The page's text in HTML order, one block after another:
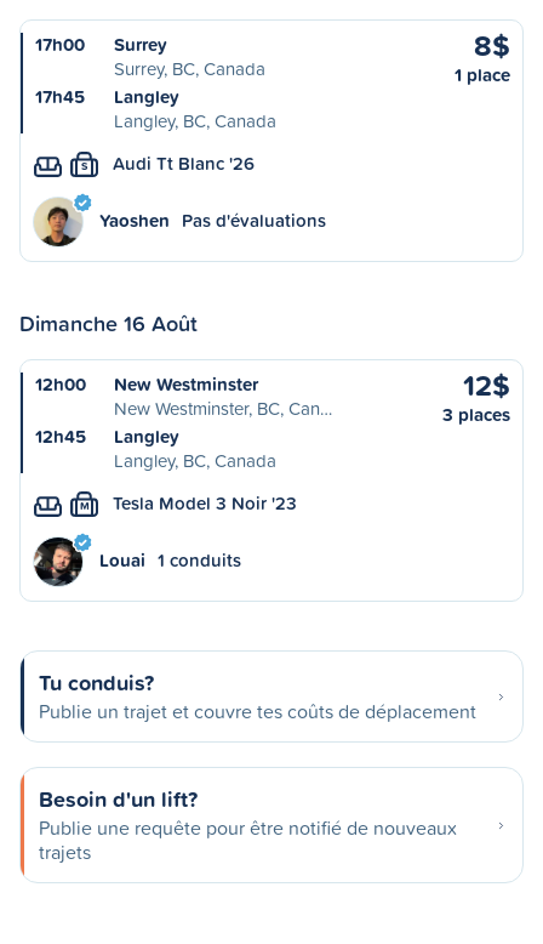
17h00
Surrey
Surrey, BC, Canada
17h45
Langley
Langley, BC, Canada
8$
1 place
S Audi Tt Blanc '26
Yaoshen Pas d'évaluations
Dimanche 16 Août
12h00
New Westminster
New Westminster, BC, Can…
12h45
Langley
Langley, BC, Canada
12$
3 places
M Tesla Model 3 Noir '23
Louai 1 conduits
Tu conduis?
Publie un trajet et couvre tes coûts de déplacement
Besoin d'un lift?
Publie une requête pour être notifié de nouveaux
trajets